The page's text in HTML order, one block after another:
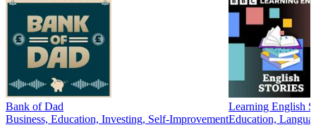
Bank of Dad
Business, Education, Investing, Self-Improvement
Learning English
Education,